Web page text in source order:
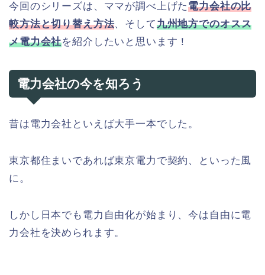
今回のシリーズは、ママが調べ上げた電力会社の比
較方法と切り替え方法、そして九州地方でのオスス
メ電力会社を紹介したいと思います！
電力会社の今を知ろう
昔は電力会社といえば大手一本でした。
東京都住まいであれば東京電力で契約、といった風
に。
しかし日本でも電力自由化が始まり、今は自由に電
力会社を決められます。